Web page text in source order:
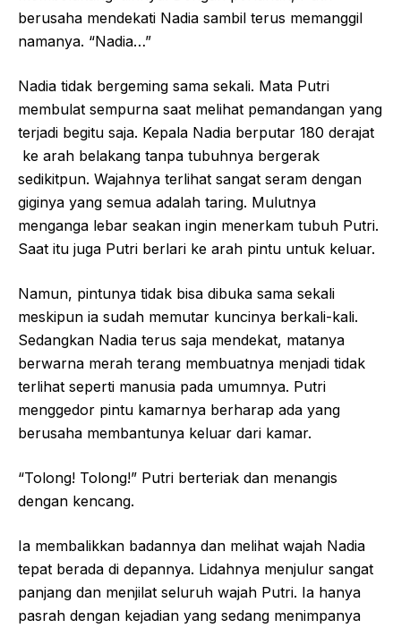
berusaha mendekati Nadia sambil terus memanggil
namanya. “Nadia…”
Nadia tidak bergeming sama sekali. Mata Putri
membulat sempurna saat melihat pemandangan yang
terjadi begitu saja. Kepala Nadia berputar 180 derajat
ke arah belakang tanpa tubuhnya bergerak
sedikitpun. Wajahnya terlihat sangat seram dengan
giginya yang semua adalah taring. Mulutnya
menganga lebar seakan ingin menerkam tubuh Putri.
Saat itu juga Putri berlari ke arah pintu untuk keluar.
Namun, pintunya tidak bisa dibuka sama sekali
meskipun ia sudah memutar kuncinya berkali-kali.
Sedangkan Nadia terus saja mendekat, matanya
berwarna merah terang membuatnya menjadi tidak
terlihat seperti manusia pada umumnya. Putri
menggedor pintu kamarnya berharap ada yang
berusaha membantunya keluar dari kamar.
“Tolong! Tolong!” Putri berteriak dan menangis
dengan kencang.
Ia membalikkan badannya dan melihat wajah Nadia
tepat berada di depannya. Lidahnya menjulur sangat
panjang dan menjilat seluruh wajah Putri. Ia hanya
pasrah dengan kejadian yang sedang menimpanya